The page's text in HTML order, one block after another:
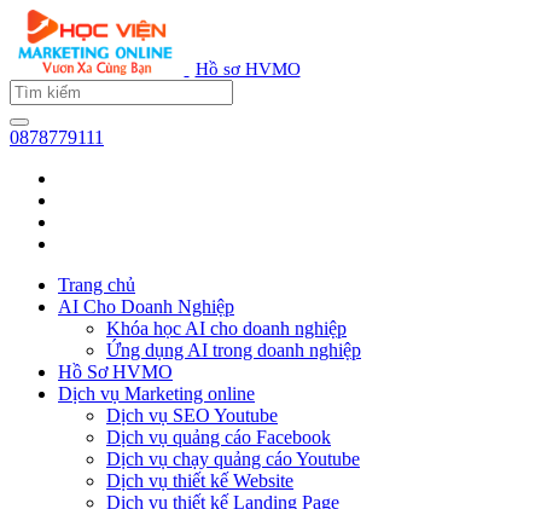
Hồ sơ HVMO
0878779111
Trang chủ
AI Cho Doanh Nghiệp
Khóa học AI cho doanh nghiệp
Ứng dụng AI trong doanh nghiệp
Hồ Sơ HVMO
Dịch vụ Marketing online
Dịch vụ SEO Youtube
Dịch vụ quảng cáo Facebook
Dịch vụ chạy quảng cáo Youtube
Dịch vụ thiết kế Website
Dịch vụ thiết kế Landing Page